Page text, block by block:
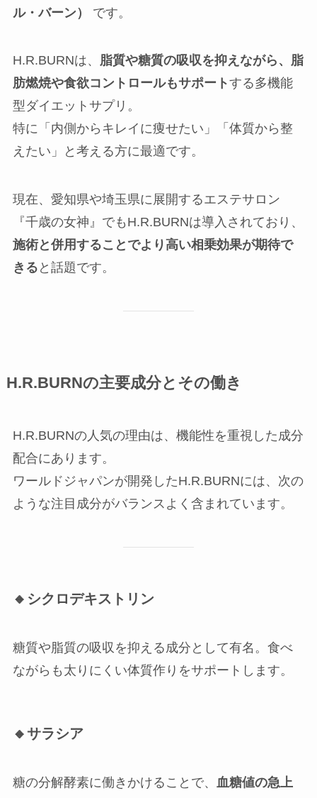
ル・バーン）
です。
H.R.BURNは、 脂質や糖質の吸収を抑えながら、脂
肪燃焼や食欲コントロールもサポートする多機能
型ダイエットサプリ。
特に「内側からキレイに痩せたい」「体質から整
えたい」と考える方に最適です。
現在、愛知県や埼玉県に展開するエステサロン
『千歳の女神』でもH.R.BURNは導入されており、
施術と併用することでより高い相乗効果が期待で
きる と話題です。
H.R.BURNの主要成分とその働き
H.R.BURNの人気の理由は、機能性を重視した成分
配合にあります。
ワールドジャパンが開発したH.R.BURNには、次の
ような注目成分がバランスよく含まれています。
🔸シクロデキストリン
糖質や脂質の吸収を抑える成分として有名。食べ
ながらも太りにくい体質作りをサポートします。
🔸サラシア
糖の分解酵素に働きかけることで、
血糖値の急上